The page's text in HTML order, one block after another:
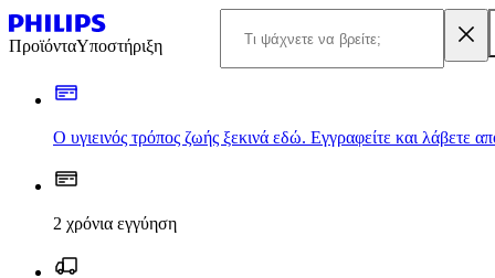
ΠροϊόνταΥποστήριξη
Ο υγιεινός τρόπος ζωής ξεκινά εδώ. Εγγραφείτε και λάβετε
2 χρόνια εγγύηση